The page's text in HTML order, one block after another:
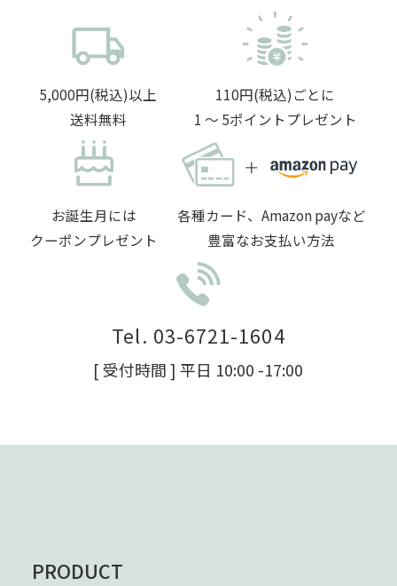
5,000円(税込)以上
送料無料
110円(税込)ごとに
1 〜 5ポイントプレゼント
お誕生月には
クーポンプレゼント
各種カード、Amazon payなど
豊富なお支払い方法
Tel. 03-6721-1604
[ 受付時間 ] 平日 10:00 -17:00
PRODUCT